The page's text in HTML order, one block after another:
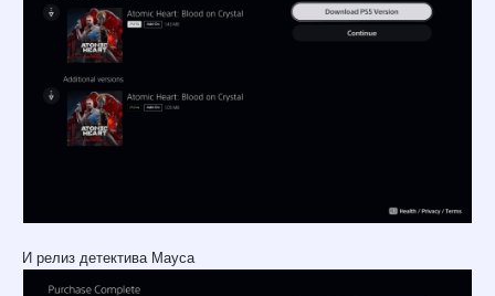
И релиз детектива Мауса